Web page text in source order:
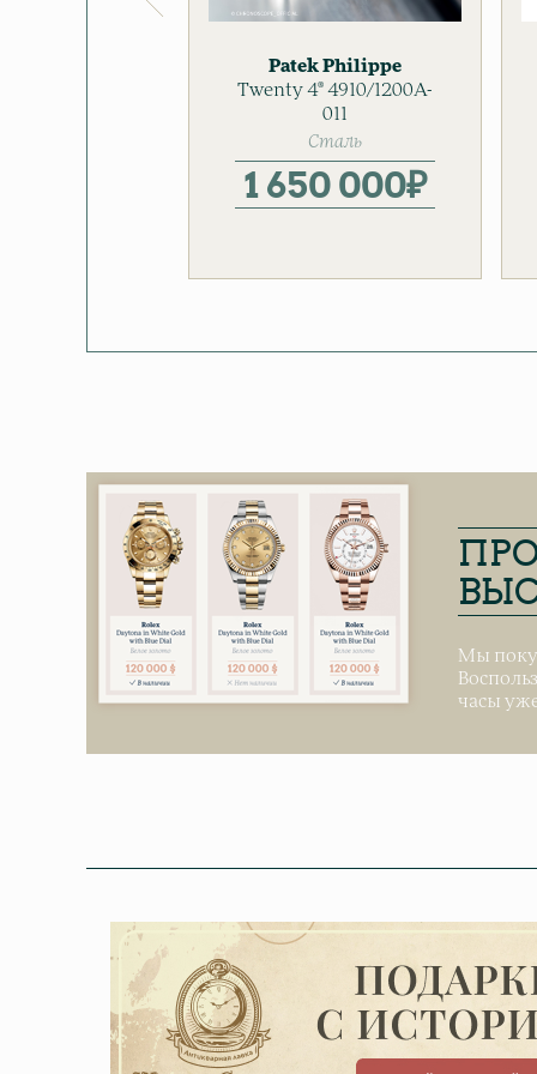
Patek Philippe
Женские часы
Twenty 4® 4910/1200A-
011
Сталь
1 650 000₽
Мы
часы